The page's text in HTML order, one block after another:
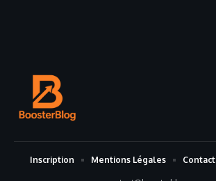
Inscription Mentions Légales Contact